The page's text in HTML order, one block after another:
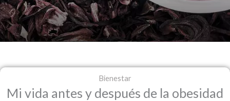
Bienestar
Mi vida antes y después de la obesidad